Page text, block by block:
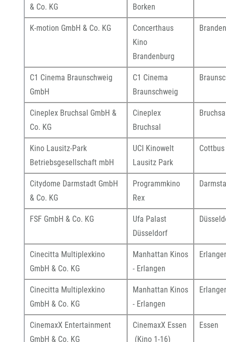
& Co. KG
Borken
K-motion GmbH & Co. KG
Concerthaus
Kino
Brandenburg
C1 Cinema Braunschweig
GmbH
C1 Cinema
Braunschweig
Cineplex Bruchsal GmbH &
Co. KG
Cineplex
Bruchsal
Kino Lausitz-Park
Betriebsgesellschaft mbH
UCI Kinowelt
Lausitz Park
Cottbus
Citydome Darmstadt GmbH
& Co. KG
Programmkino
Rex
FSF GmbH & Co. KG
Ufa Palast
Düsseldorf
Cinecitta Multiplexkino
GmbH & Co. KG
Manhattan Kinos
- Erlangen
Cinecitta Multiplexkino
GmbH & Co. KG
Manhattan Kinos
- Erlangen
CinemaxX Entertainment
GmbH & Co. KG
CinemaxX Essen
(Kino 1-16)
Essen